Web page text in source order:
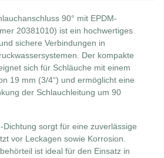
90° mit EPDM-
20381010) ist ein hochwertiges
sichere Verbindungen in
Der kompakte
sich für Schläuche mit einem
19 mm (3/4“) und ermöglicht eine
der Schlauchleitung um 90
Dichtung sorgt für eine zuverlässige
vor Leckagen sowie Korrosion.
ist ideal für den Einsatz in